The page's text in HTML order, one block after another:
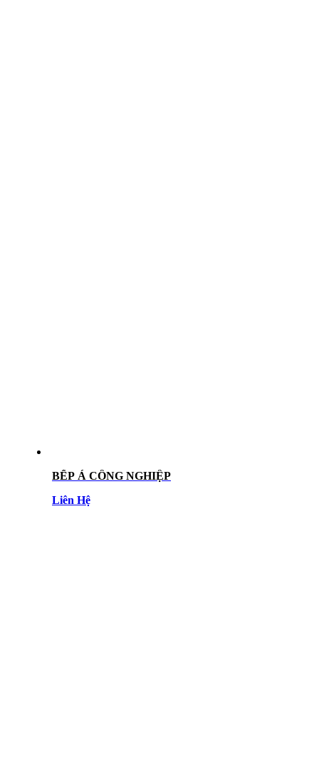
BẾP Á CÔNG NGHIỆP
Liên Hệ